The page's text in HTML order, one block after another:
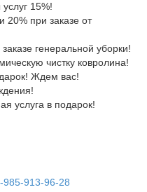
15%!
20% при заказе от
генеральной уборки!
чистку ковролина!
Ждем вас!
услуга в подарок!
985-913-96-28